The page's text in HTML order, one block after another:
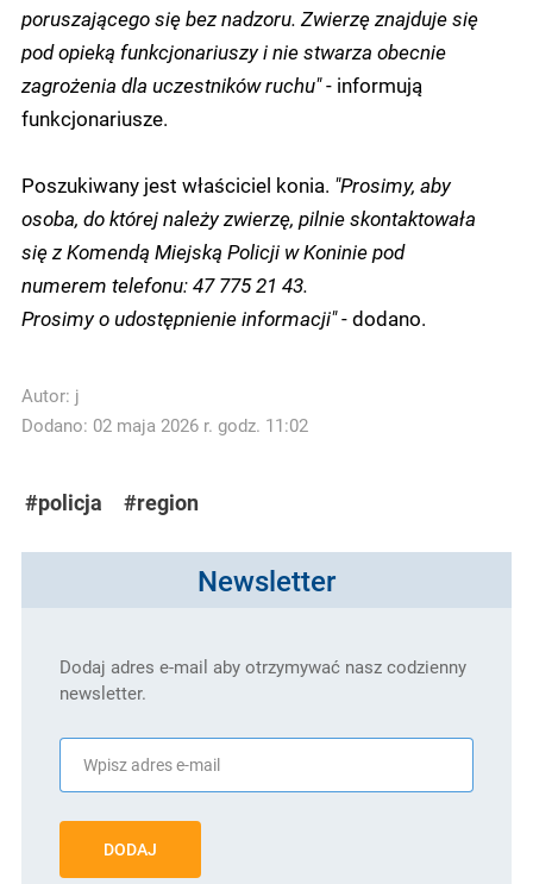
poruszającego się bez nadzoru. Zwierzę znajduje się
pod opieką funkcjonariuszy i nie stwarza obecnie
zagrożenia dla uczestników ruchu"- informują
funkcjonariusze.
Poszukiwany jest właściciel konia. "Prosimy, aby
osoba, do której należy zwierzę, pilnie skontaktowała
się z Komendą Miejską Policji w Koninie pod
numerem telefonu: 47 775 21 43.
Prosimy o udostępnienie informacji"- dodano.
Autor: j
Dodano: 02 maja 2026 r. godz. 11:02
#policja #region
Newsletter
Dodaj adres e-mail aby otrzymywać nasz codzienny
newsletter.
DODAJ